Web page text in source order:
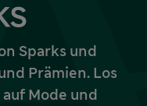
Sparks und
Prämien. Los
auf Mode und